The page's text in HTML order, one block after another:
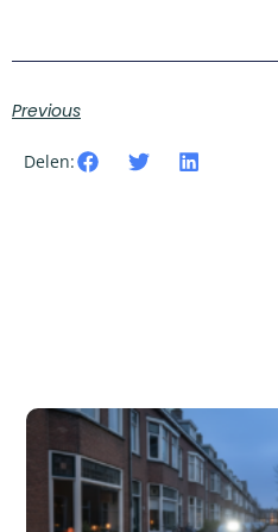
Previous
Delen: